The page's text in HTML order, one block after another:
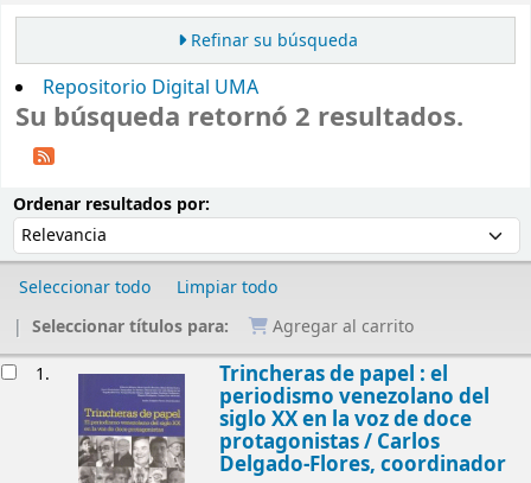
Refinar su búsqueda
Repositorio Digital UMA
Su búsqueda retornó 2 resultados.
Ordenar resultados por:
Seleccionar todo
Limpiar todo
Seleccionar títulos para:
Agregar al carrito
1. Trincheras de papel : el
periodismo venezolano del
siglo XX en la voz de doce
protagonistas / Carlos
Delgado-Flores, coordinador